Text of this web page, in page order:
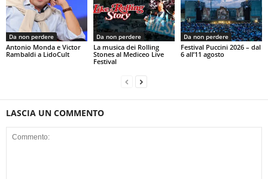
Da non perdere
Antonio Monda e Victor
Rambaldi a LidoCult
Da non perdere
La musica dei Rolling
Stones al Mediceo Live
Festival
Da non perdere
Festival Puccini 2026 – dal
6 all’11 agosto
LASCIA UN COMMENTO